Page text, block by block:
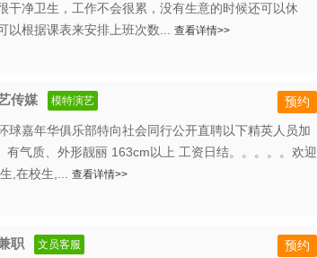
干净卫生，工作不会很累，没有生意的时候还可以休
以根据课表来安排上班次数... 查看详情>>
传媒 模特演艺
球嘉年华俱乐部特向社会同行公开直聘以下精英人员加
有气质、外形靓丽 163cm以上 工资日结。。。。。欢迎
,在校生,... 查看详情>>
预约
职 文员客服 预约